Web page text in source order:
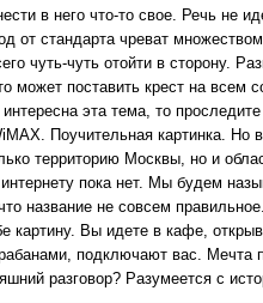
в него что-то свое. Речь не
от стандарта чреват
чуть-чуть отойти в сторону.
может поставить крест на всем
эта тема, то проследите
Поучительная картинка.
территорию Москвы, но и
пока нет. Мы будем
название не совсем
Вы идете в кафе,
подключают вас. Мечта
разговор? Разумеется с